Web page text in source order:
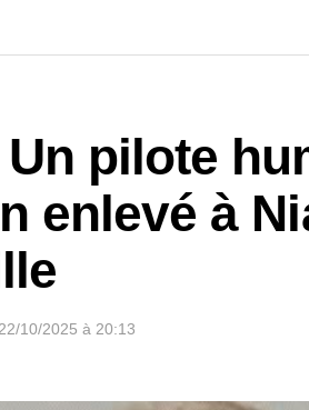
Un pilote
enlevé à
10/2025 à 20:13